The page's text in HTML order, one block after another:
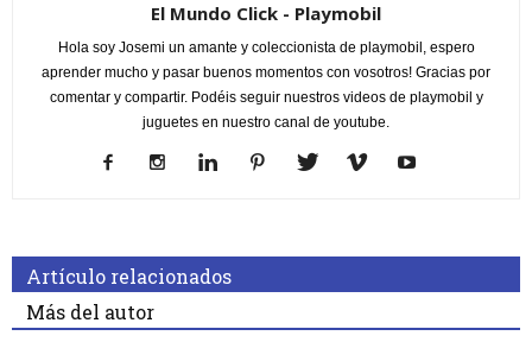
El Mundo Click - Playmobil
Hola soy Josemi un amante y coleccionista de playmobil, espero
aprender mucho y pasar buenos momentos con vosotros! Gracias por
comentar y compartir. Podéis seguir nuestros videos de playmobil y
juguetes en nuestro canal de youtube.
Artículo relacionados
Más del autor